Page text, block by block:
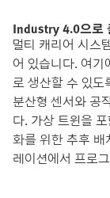
Industry 4.0으로
멀티 캐리어 시스
어 있습니다. 여
로 생산할 수 있도
분산형 센서와 공
다. 가상 트윈을
화를 위한 추후 배
레이션에서 프로